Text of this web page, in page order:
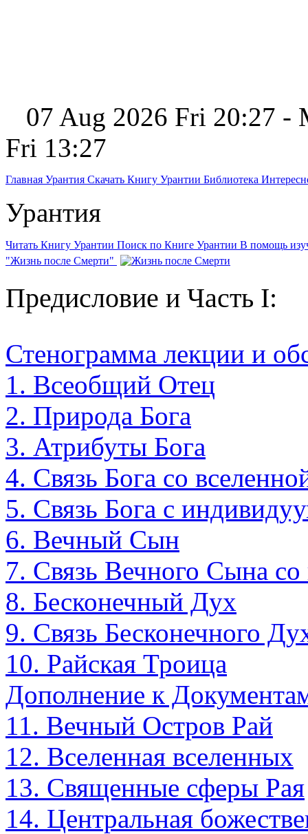
07 Aug 2026 Fri 20:27 -
Fri 13:27
Главная Урантия Скачать Книгу Урантии Библиотека
Урантия
Читать Книгу Урантии Поиск по Книге Урантии В помощь
"Жизнь после Смерти"
Предисловие и Часть I:
Стенограмма лекции и
1. Всеобщий Отец
2. Природа Бога
3. Атрибуты Бога
4. Связь Бога со
5. Связь Бога с
6. Вечный Сын
7. Связь Вечного Сына со
8. Бесконечный Дух
9. Связь Бесконечного
10. Райская Троица
Дополнение к
11. Вечный Остров Рай
12. Вселенная вселенных
13. Священные сферы Рая
14. Центральная